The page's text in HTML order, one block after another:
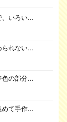
いろい...
れない...
の部分...
めて手作...